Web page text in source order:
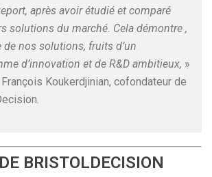
après avoir étudié et comparé
solutions du marché. Cela démontre ,
de nos solutions, fruits d’un
d’innovation et de R&D ambitieux, »
Koukerdjinian, cofondateur de
BRISTOLDECISION